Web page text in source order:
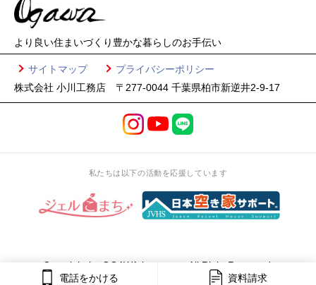
電話をかける 資料請求
より良い住まいづくり 豊かな暮らしのお手伝い
サイトマップ
プライバシーポリシー
株式会社 小川工務店 〒277-0044 千葉県柏市新逆井2-9-17
私たちは以下の活動を応援しています
Copyright by OGAWA-koumuten All Right Reserved.